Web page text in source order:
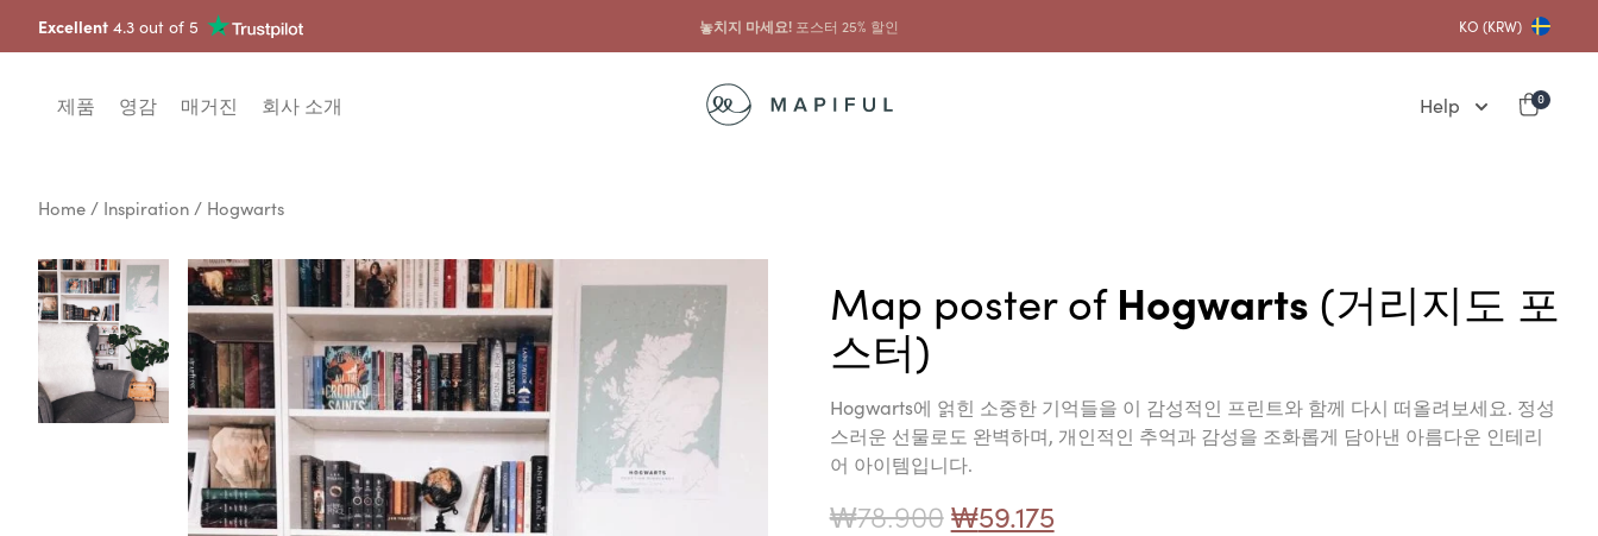
Excellent4.3 out of 5 ...그리고 그것과 함께프레임 10% 할인 KO (KRW)
영감 매거진 회사 소개 Help
Home/Inspiration/ Hogwarts
Map poster ofHogwarts(거리지도 포
스터)
Hogwarts에 얽힌 소중한 기억들을 이 감성적인 프린트와 함께 다시 떠올려보세요. 정성
스러운 선물로도 완벽하며, 개인적인 추억과 감성을 조화롭게 담아낸 아름다운 인테리
어 아이템입니다.
78.900₩59.175